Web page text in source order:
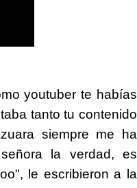
youtuber te habías
tanto tu contenido
siempre me ha
la verdad, es
le escribieron a la